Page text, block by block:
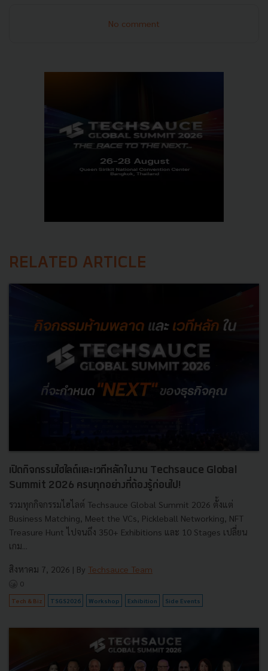
No comment
RELATED ARTICLE
เปิดกิจกรรมไฮไลต์และเวทีหลักในงาน Techsauce Global
Summit 2026 ครบทุกอย่างที่ต้องรู้ก่อนไป!
รวมทุกกิจกรรมไฮไลต์ Techsauce Global Summit 2026 ตั้งแต่
Business Matching, Meet the VCs, Pickleball Networking, NFT
Treasure Hunt ไปจนถึง 350+ Exhibitions และ 10 Stages เปลี่ยน
เกม...
สิงหาคม 7, 2026 | By Techsauce Team
0
Tech & Biz TSGS2026 Workshop Exhibition Side Events